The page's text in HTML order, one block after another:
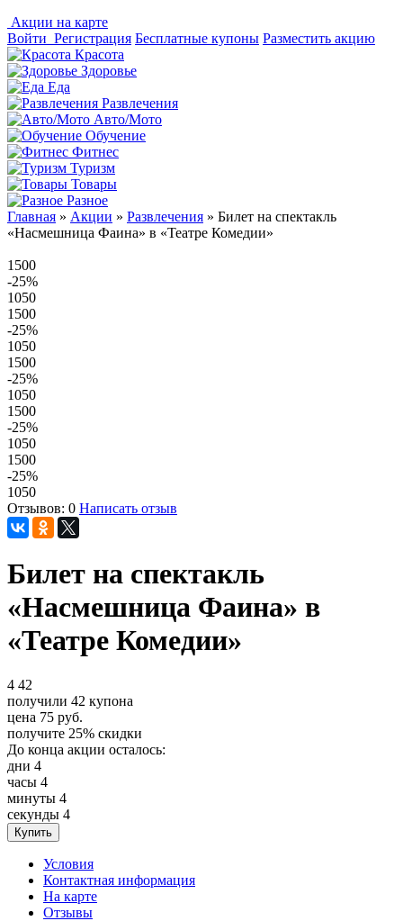
Акции на карте
Войти Регистрация Бесплатные купоны Разместить акцию
Красота
Здоровье
Еда
Развлечения
Авто/Мото
Обучение
Фитнес
Туризм
Товары
Разное
Главная » Акции » Развлечения » Билет на спектакль
«Насмешница Фаина» в «Театре Комедии»
1500
-25%
1050
1500
-25%
1050
1500
-25%
1050
1500
-25%
1050
1500
-25%
1050
Отзывов: 0 Написать отзыв
Билет на спектакль
«Насмешница Фаина» в
«Театре Комедии»
4 42
получили 42 купона
цена 75 руб.
получите 25% скидки
До конца акции осталось:
дни 4
часы 4
минуты 4
секунды 4
Условия
Контактная информация
На карте
Отзывы